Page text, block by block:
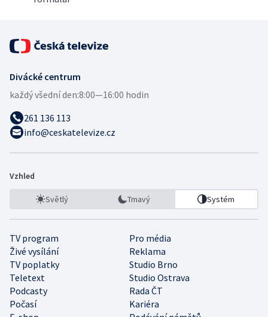
Divácké centrum
každý všední den:8:00—16:00 hodin
261 136 113
info@ceskatelevize.cz
Vzhled
Světlý Tmavý Systém
TV program
Pro média
Živé vysílání
Reklama
TV poplatky
Studio Brno
Teletext
Studio Ostrava
Podcasty
Rada ČT
Počasí
Kariéra